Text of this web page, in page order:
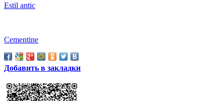
Estil antic
Cementine
Добавить в закладки